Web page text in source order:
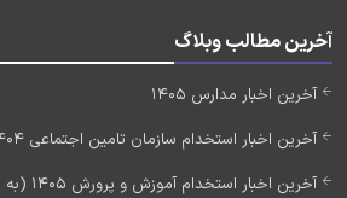
آخرین مطالب وبلاگ
آخرین اخبار مدارس 1405
آخرین اخبار استخدام سازمان تامین اجتماعی 1404 (به زودی)
آخرین اخبار استخدام آموزش و پرورش 1405 (به زودی)